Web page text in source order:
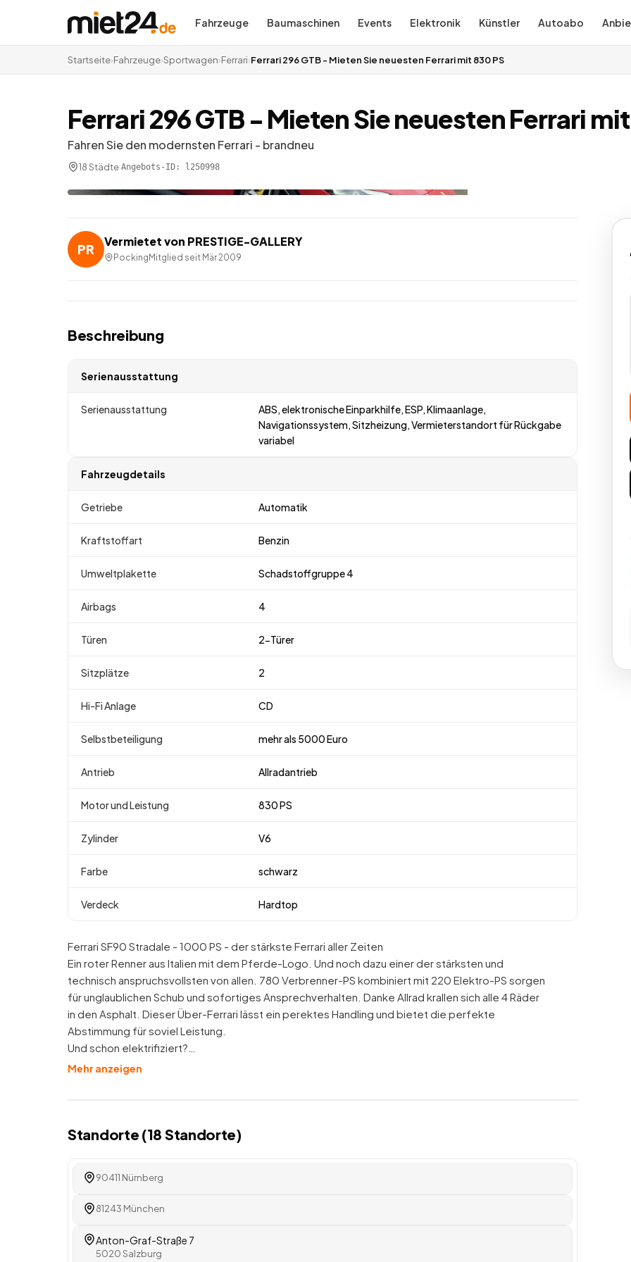
Fahrzeuge Baumaschinen Events Elektronik Künstler Autoabo
Startseite›Fahrzeuge›Sportwagen›Ferrari›Ferrari 296 GTB - Mieten Sie neuesten Ferrari mit 830 PS
Ferrari 296 GTB - Mieten Sie neuesten Ferrari
Fahren Sie den modernsten Ferrari - brandneu
18 Städte·Angebots-ID: l250998
PR Vermietet von PRESTIGE-GALLERY
Pocking Mitglied seit Mär 2009
Beschreibung
Serienausstattung
Serienausstattung
ABS, elektronische Einparkhilfe, ESP, Klimaanlage,
Navigationssystem, Sitzheizung, Vermieterstandort für Rückgabe
variabel
Fahrzeugdetails
Getriebe Automatik
Kraftstoffart Benzin
Umweltplakette Schadstoffgruppe 4
Airbags 4
Türen 2-Türer
Sitzplätze 2
Hi-Fi Anlage CD
Selbstbeteiligung mehr als 5000 Euro
Antrieb Allradantrieb
Motor und Leistung 830 PS
Zylinder V6
Farbe schwarz
Verdeck Hardtop
Ferrari SF90 Stradale - 1000 PS - der stärkste Ferrari aller Zeiten
Ein roter Renner aus Italien mit dem Pferde-Logo. Und noch dazu einer der stärksten und
technisch anspruchsvollsten von allen. 780 Verbrenner-PS kombiniert mit 220 Elektro-PS sorgen
für unglaublichen Schub und sofortiges Ansprechverhalten. Danke Allrad krallen sich alle 4 Räder
in den Asphalt. Dieser Über-Ferrari lässt ein perektes Handling und bietet die perfekte
Abstimmung für soviel Leistung.
Und schon elektrifiziert?…
Mehr anzeigen
Standorte (18 Standorte)
90411 Nürnberg
81243 München
Anton-Graf-Straße 7
5020 Salzburg